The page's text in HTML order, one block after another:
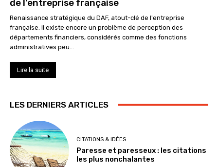
de l’entreprise française
Renaissance stratégique du DAF, atout-clé de l'entreprise
française. Il existe encore un problème de perception des
départements financiers, considérés comme des fonctions
administratives peu...
Lire la suite
LES DERNIERS ARTICLES
CITATIONS & IDÉES
Paresse et paresseux : les citations
les plus nonchalantes